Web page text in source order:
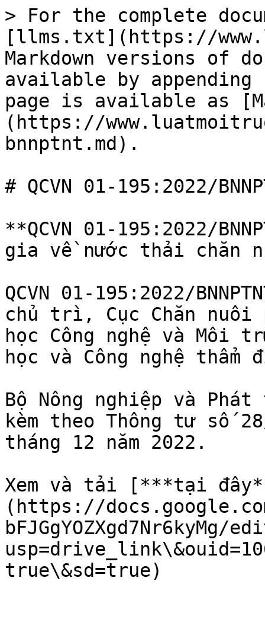
> For the complete
[llms.txt](https://
Markdown versions of
available by
page is available as
(https://
bnnptnt.md).
# QCVN 01-195:2022/
**QCVN 01-195:2022/
gia về nước thải chăn
QCVN 01-195:2022/
chủ trì, Cục Chăn nuôi
học Công nghệ và Môi
học và Công nghệ thẩm
Bộ Nông nghiệp và
kèm theo Thông tư số
tháng 12 năm 2022.
Xem và tải [***tại
(https://
bFJGgYOZXgd7Nr6kyMg/